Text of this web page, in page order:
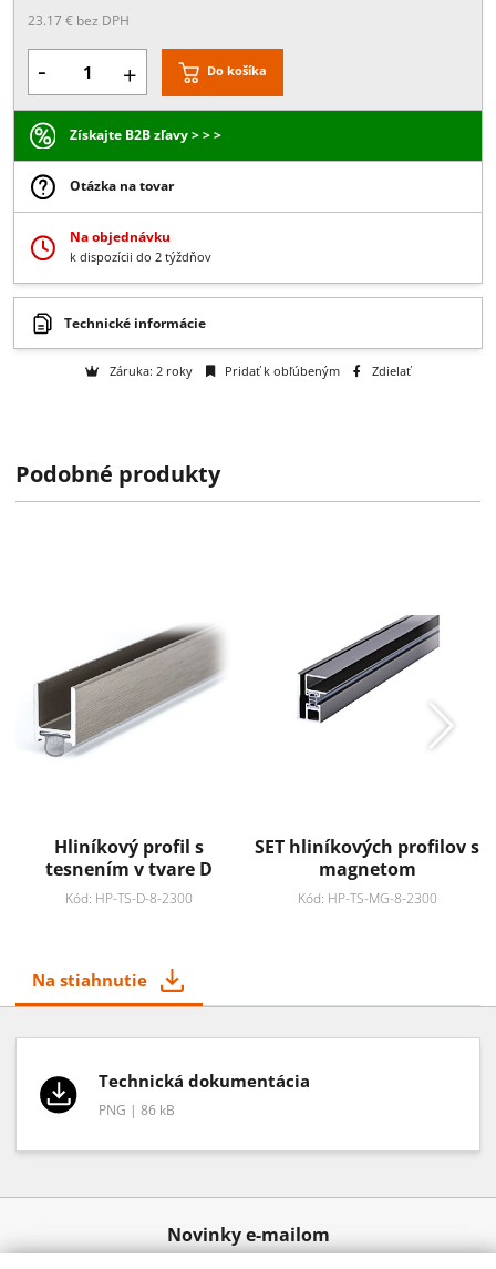
28.50 €/ kus
23.17 € bez DPH
- + Do košíka
Získajte B2B zľavy > > >
Technické informácie
Podobné produkty
Hliníkový profil s
tesnením v tvare D
Kód: HP-TS-D-8-2300
SET hliníkových profilov s
magnetom
Kód: HP-TS-MG-8-2300
Na stiahnutie
Technická dokumentácia
PNG | 86 kB
Novinky e-mailom